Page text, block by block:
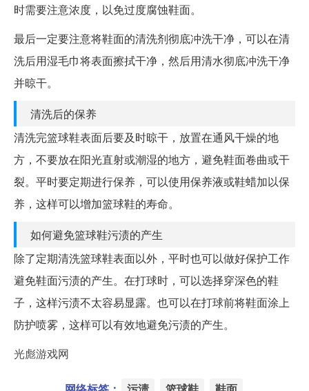
时需要注意浓度，以免过度腐蚀鞋面。
最后一定要注意将鞋面的清洗剂彻底冲洗干净，可以在清
洗后用湿毛巾将表面擦拭干净，然后用清水彻底冲洗干净
并晾干。
清洗后的保养
清洗完篮球鞋表面后要及时晾干，放置在通风干燥的地
方，不要放在阳光直射或潮湿的地方，避免鞋面卷曲或干
裂。平时要定期进行保养，可以使用保养液或鞋蜡加以保
养，这样可以增加篮球鞋的寿命。
如何避免篮球鞋污渍的产生
除了定期清洗篮球鞋表面以外，平时也可以做好保护工作
避免鞋面污渍的产生。在打球时，可以选择穿深色的鞋
子，这样污渍不太容易显露。也可以在打球前将鞋面涂上
防护喷雾，这样可以有效地避免污渍的产生。
光彪游戏网